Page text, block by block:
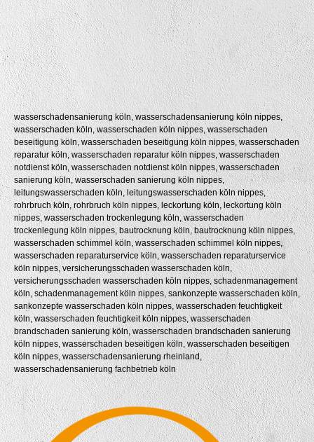
wasserschadensanierung köln, wasserschadensanierung köln nippes,
wasserschaden köln, wasserschaden köln nippes, wasserschaden
beseitigung köln, wasserschaden beseitigung köln nippes, wasserschaden
reparatur köln, wasserschaden reparatur köln nippes, wasserschaden
notdienst köln, wasserschaden notdienst köln nippes, wasserschaden
sanierung köln, wasserschaden sanierung köln nippes,
leitungswasserschaden köln, leitungswasserschaden köln nippes,
rohrbruch köln, rohrbruch köln nippes, leckortung köln, leckortung köln
nippes, wasserschaden trockenlegung köln, wasserschaden
trockenlegung köln nippes, bautrocknung köln, bautrocknung köln nippes,
wasserschaden schimmel köln, wasserschaden schimmel köln nippes,
wasserschaden reparaturservice köln, wasserschaden reparaturservice
köln nippes, versicherungsschaden wasserschaden köln,
versicherungsschaden wasserschaden köln nippes, schadenmanagement
köln, schadenmanagement köln nippes, sankonzepte wasserschaden köln,
sankonzepte wasserschaden köln nippes, wasserschaden feuchtigkeit
köln, wasserschaden feuchtigkeit köln nippes, wasserschaden
brandschaden sanierung köln, wasserschaden brandschaden sanierung
köln nippes, wasserschaden beseitigen köln, wasserschaden beseitigen
köln nippes, wasserschadensanierung rheinland,
wasserschadensanierung fachbetrieb köln